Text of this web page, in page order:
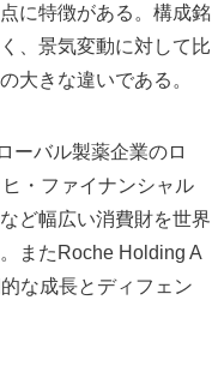
に特徴がある。構成銘
、景気変動に対して比
大きな違いである。
ーバル製薬企業のロ
・ファイナンシャル
ど幅広い消費財を世界
またRoche Holding A
な成長とディフェン